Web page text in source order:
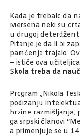
Kada je trebalo da
Mersena neki su
u drugoj deterdžent
Pitanje je da li bi
pamćenje trajalo.
– ističe ova učiteljica.
Škola treba da
Program „Nikola
podizanju
brzine razmišljanja,
ga srpski članovi
a primenjuje se u 14